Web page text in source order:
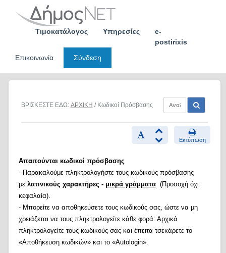
Τιμοκατάλογος Υπηρεσίες
e-
postirixis
Επικοινωνία
Σύνδεση
ΒΡΙΣΚΕΣΤΕ ΕΔΩ: ΑΡΧΙΚΗ / Κωδικοί Πρόσβασης
Εκτύπωση
Απαιτούνται κωδικοί πρόσβασης
- Παρακαλούμε πληκτρολογήστε τους κωδικούς πρόσβασης
με λατινικούς χαρακτήρες - μικρά γράμματα(Προσοχή όχι
κεφαλαία).
- Μπορείτε να αποθηκεύσετε τους κωδικούς σας, ώστε να μη
χρειάζεται να τους πληκτρολογείτε κάθε φορά: Αρχικά
πληκτρολογείτε τους κωδικούς σας και έπειτα τσεκάρετε το
«Αποθήκευση κωδικών» και το «Autologin».